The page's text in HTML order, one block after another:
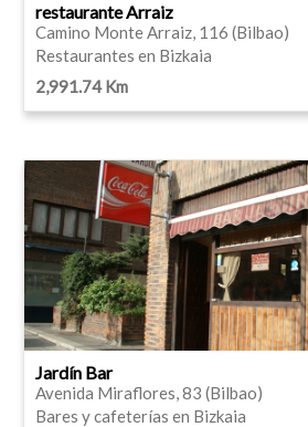
restaurante Arraiz
Camino Monte Arraiz, 116 (Bilbao)
Restaurantes en Bizkaia
2,991.74 Km
Jardín Bar
Avenida Miraflores, 83 (Bilbao)
Bares y cafeterías en Bizkaia